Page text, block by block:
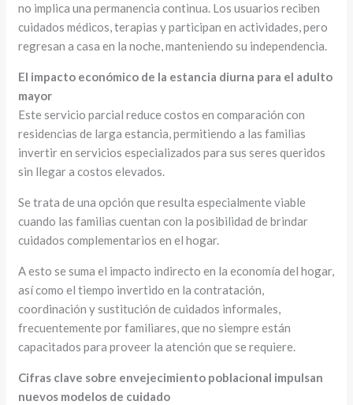
no implica una permanencia continua. Los usuarios reciben
cuidados médicos, terapias y participan en actividades, pero
regresan a casa en la noche, manteniendo su independencia.
El impacto económico de la estancia diurna para el adulto
mayor
Este servicio parcial reduce costos en comparación con
residencias de larga estancia, permitiendo a las familias
invertir en servicios especializados para sus seres queridos
sin llegar a costos elevados.
Se trata de una opción que resulta especialmente viable
cuando las familias cuentan con la posibilidad de brindar
cuidados complementarios en el hogar.
A esto se suma el impacto indirecto en la economía del hogar,
así como el tiempo invertido en la contratación,
coordinación y sustitución de cuidados informales,
frecuentemente por familiares, que no siempre están
capacitados para proveer la atención que se requiere.
Cifras clave sobre envejecimiento poblacional impulsan
nuevos modelos de cuidado